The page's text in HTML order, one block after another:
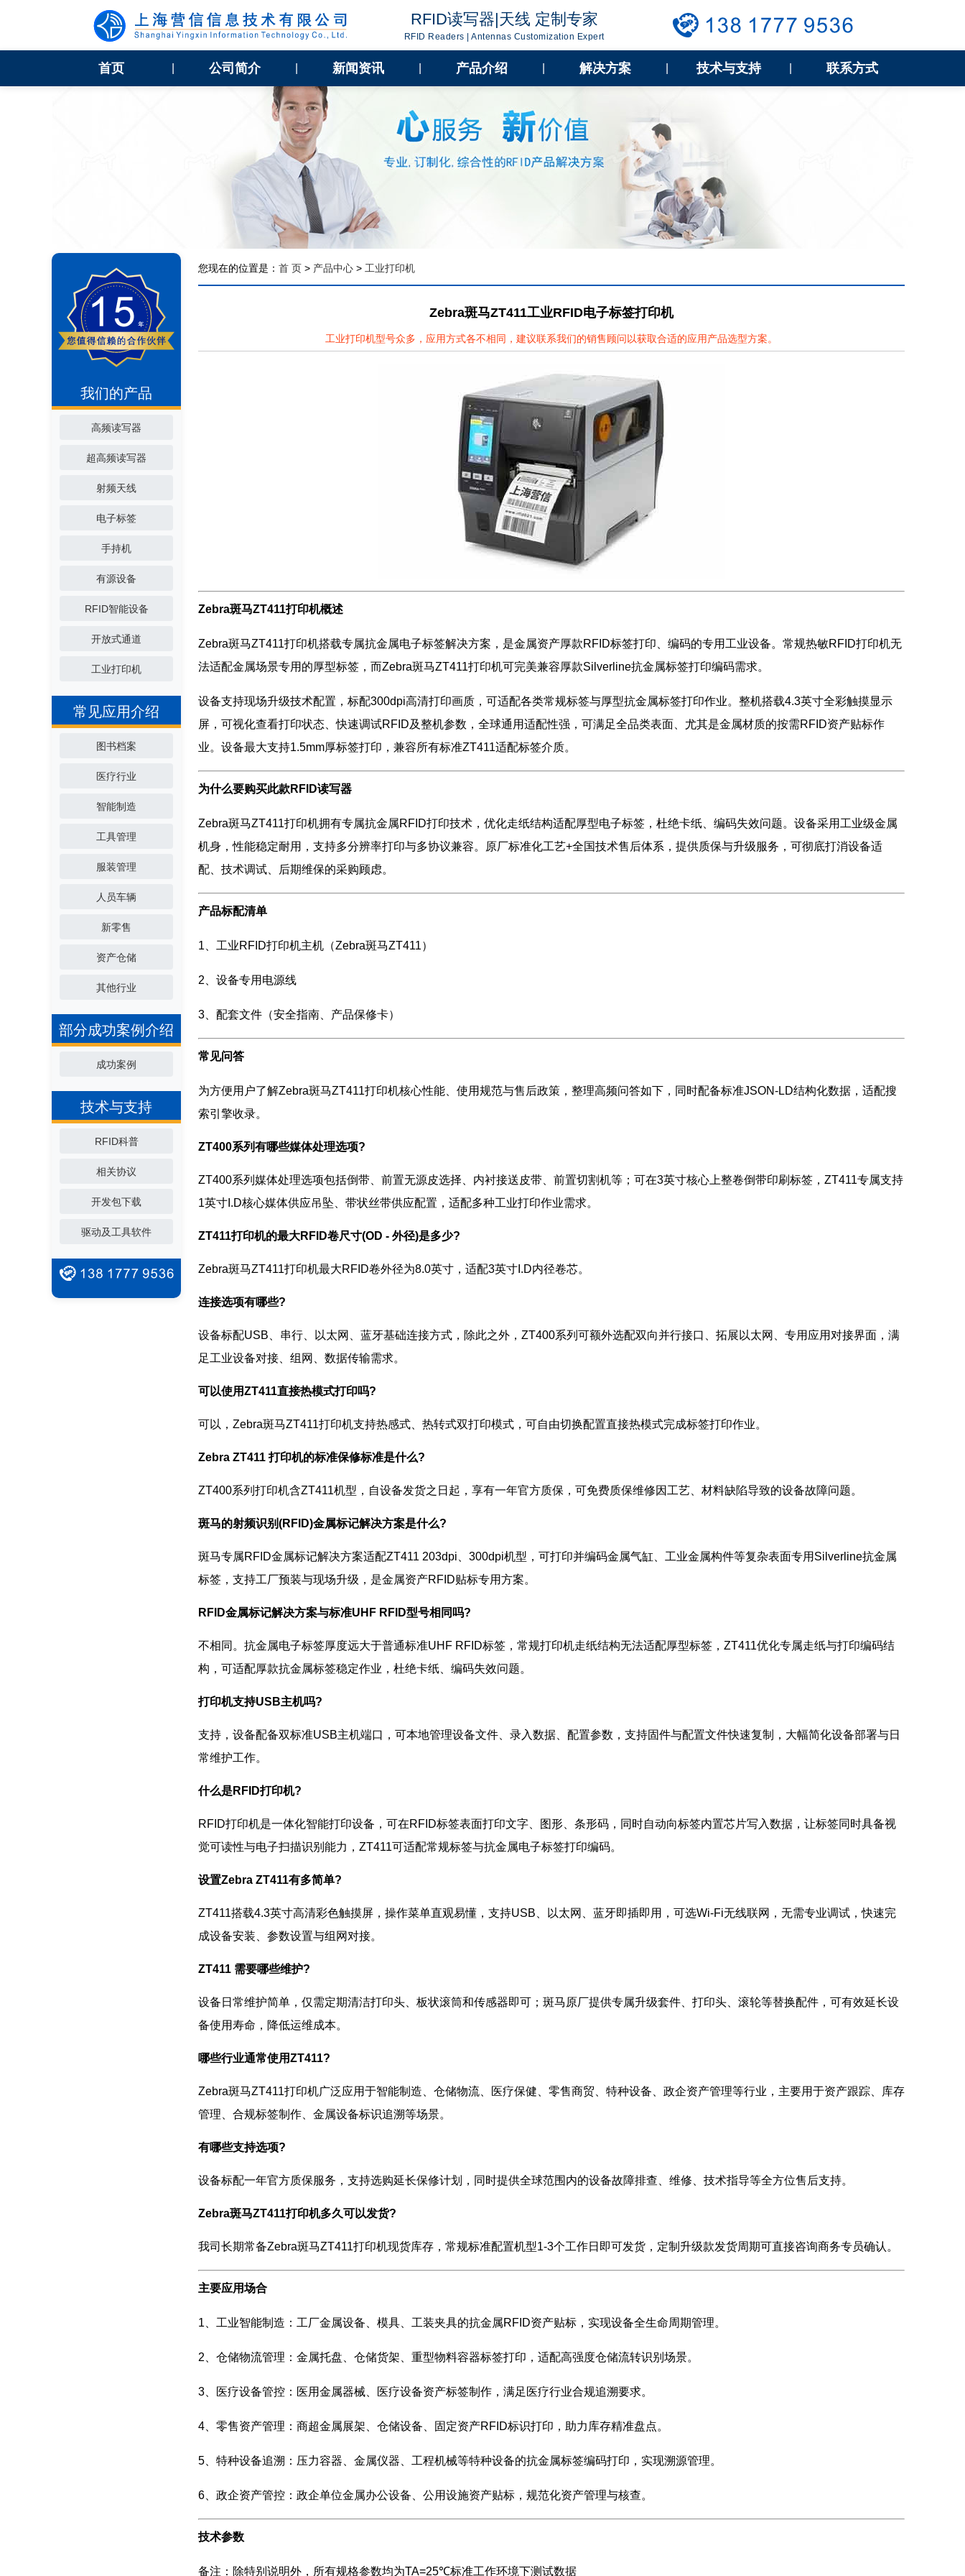
RFID读写器|天线 定制专家
RFID Readers | Antennas Customization Expert
首页 公司简介 新闻资讯 产品介绍 解决方案 技术与支持 联系方式
我们的产品
高频读写器
超高频读写器
射频天线
电子标签
手持机
有源设备
RFID智能设备
开放式通道
工业打印机
常见应用介绍
图书档案
医疗行业
智能制造
工具管理
服装管理
人员车辆
新零售
资产仓储
其他行业
部分成功案例介绍
成功案例
技术与支持
RFID科普
相关协议
开发包下载
驱动及工具软件
您现在的位置是： 首 页 > 产品中心 > 工业打印机
Zebra斑马ZT411工业RFID电子标签打印机
工业打印机型号众多，应用方式各不相同，建议联系我们的销售顾问以获取合适的应用产品选型方案。
Zebra斑马ZT411打印机概述
Zebra斑马ZT411打印机搭载专属抗金属电子标签解决方案，是金属资产厚款RFID标签打印、编码的专用工业设备。常规热敏RFID打印机无
法适配金属场景专用的厚型标签，而Zebra斑马ZT411打印机可完美兼容厚款Silverline抗金属标签打印编码需求。
设备支持现场升级技术配置，标配300dpi高清打印画质，可适配各类常规标签与厚型抗金属标签打印作业。整机搭载4.3英寸全彩触摸显示
屏，可视化查看打印状态、快速调试RFID及整机参数，全球通用适配性强，可满足全品类表面、尤其是金属材质的按需RFID资产贴标作
业。设备最大支持1.5mm厚标签打印，兼容所有标准ZT411适配标签介质。
为什么要购买此款RFID读写器
Zebra斑马ZT411打印机拥有专属抗金属RFID打印技术，优化走纸结构适配厚型电子标签，杜绝卡纸、编码失效问题。设备采用工业级金属
机身，性能稳定耐用，支持多分辨率打印与多协议兼容。原厂标准化工艺+全国技术售后体系，提供质保与升级服务，可彻底打消设备适
配、技术调试、后期维保的采购顾虑。
产品标配清单
1、工业RFID打印机主机（Zebra斑马ZT411）
2、设备专用电源线
3、配套文件（安全指南、产品保修卡）
常见问答
为方便用户了解Zebra斑马ZT411打印机核心性能、使用规范与售后政策，整理高频问答如下，同时配备标准JSON-LD结构化数据，适配搜
索引擎收录。
ZT400系列有哪些媒体处理选项?
ZT400系列媒体处理选项包括倒带、前置无源皮选择、内衬接送皮带、前置切割机等；可在3英寸核心上整卷倒带印刷标签，ZT411专属支持
1英寸I.D核心媒体供应吊坠、带状丝带供应配置，适配多种工业打印作业需求。
ZT411打印机的最大RFID卷尺寸(OD - 外径)是多少?
Zebra斑马ZT411打印机最大RFID卷外径为8.0英寸，适配3英寸I.D内径卷芯。
连接选项有哪些?
设备标配USB、串行、以太网、蓝牙基础连接方式，除此之外，ZT400系列可额外选配双向并行接口、拓展以太网、专用应用对接界面，满
足工业设备对接、组网、数据传输需求。
可以使用ZT411直接热模式打印吗?
可以，Zebra斑马ZT411打印机支持热感式、热转式双打印模式，可自由切换配置直接热模式完成标签打印作业。
Zebra ZT411 打印机的标准保修标准是什么?
ZT400系列打印机含ZT411机型，自设备发货之日起，享有一年官方质保，可免费质保维修因工艺、材料缺陷导致的设备故障问题。
斑马的射频识别(RFID)金属标记解决方案是什么?
斑马专属RFID金属标记解决方案适配ZT411 203dpi、300dpi机型，可打印并编码金属气缸、工业金属构件等复杂表面专用Silverline抗金属
标签，支持工厂预装与现场升级，是金属资产RFID贴标专用方案。
RFID金属标记解决方案与标准UHF RFID型号相同吗?
不相同。抗金属电子标签厚度远大于普通标准UHF RFID标签，常规打印机走纸结构无法适配厚型标签，ZT411优化专属走纸与打印编码结
构，可适配厚款抗金属标签稳定作业，杜绝卡纸、编码失效问题。
打印机支持USB主机吗?
支持，设备配备双标准USB主机端口，可本地管理设备文件、录入数据、配置参数，支持固件与配置文件快速复制，大幅简化设备部署与日
常维护工作。
什么是RFID打印机?
RFID打印机是一体化智能打印设备，可在RFID标签表面打印文字、图形、条形码，同时自动向标签内置芯片写入数据，让标签同时具备视
觉可读性与电子扫描识别能力，ZT411可适配常规标签与抗金属电子标签打印编码。
设置Zebra ZT411有多简单?
ZT411搭载4.3英寸高清彩色触摸屏，操作菜单直观易懂，支持USB、以太网、蓝牙即插即用，可选Wi-Fi无线联网，无需专业调试，快速完
成设备安装、参数设置与组网对接。
ZT411 需要哪些维护?
设备日常维护简单，仅需定期清洁打印头、板状滚筒和传感器即可；斑马原厂提供专属升级套件、打印头、滚轮等替换配件，可有效延长设
备使用寿命，降低运维成本。
哪些行业通常使用ZT411?
Zebra斑马ZT411打印机广泛应用于智能制造、仓储物流、医疗保健、零售商贸、特种设备、政企资产管理等行业，主要用于资产跟踪、库存
管理、合规标签制作、金属设备标识追溯等场景。
有哪些支持选项?
设备标配一年官方质保服务，支持选购延长保修计划，同时提供全球范围内的设备故障排查、维修、技术指导等全方位售后支持。
Zebra斑马ZT411打印机多久可以发货?
我司长期常备Zebra斑马ZT411打印机现货库存，常规标准配置机型1-3个工作日即可发货，定制升级款发货周期可直接咨询商务专员确认。
主要应用场合
1、工业智能制造：工厂金属设备、模具、工装夹具的抗金属RFID资产贴标，实现设备全生命周期管理。
2、仓储物流管理：金属托盘、仓储货架、重型物料容器标签打印，适配高强度仓储流转识别场景。
3、医疗设备管控：医用金属器械、医疗设备资产标签制作，满足医疗行业合规追溯要求。
4、零售资产管理：商超金属展架、仓储设备、固定资产RFID标识打印，助力库存精准盘点。
5、特种设备追溯：压力容器、金属仪器、工程机械等特种设备的抗金属标签编码打印，实现溯源管理。
6、政企资产管控：政企单位金属办公设备、公用设施资产贴标，规范化资产管理与核查。
技术参数
备注：除特别说明外，所有规格参数均为TA=25℃标准工作环境下测试数据